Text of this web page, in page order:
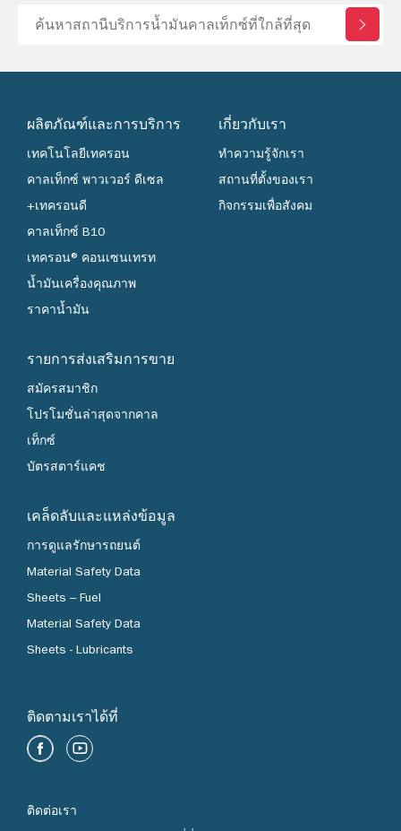
ผลิตภัณฑ์และการบริการ
เทคโนโลยีเทครอน
คาลเท็กซ์ พาวเวอร์ ดีเซล
+เทครอนดี
คาลเท็กซ์ B10
เทครอน® คอนเซนเทรท
น้ำมันเครื่องคุณภาพ
ราคาน้ำมัน
รายการส่งเสริมการขาย
สมัครสมาชิก
โปรโมชั่นล่าสุดจากคาล
เท็กซ์
บัตรสตาร์แคช
เคล็ดลับและแหล่งข้อมูล
การดูแลรักษารถยนต์
Material Safety Data
Sheets – Fuel
Material Safety Data
Sheets - Lubricants
เกี่ยวกับเรา
ทำความรู้จักเรา
สถานที่ตั้งของเรา
กิจกรรมเพื่อสังคม
ติดตามเราได้ที่
ติดต่อเรา